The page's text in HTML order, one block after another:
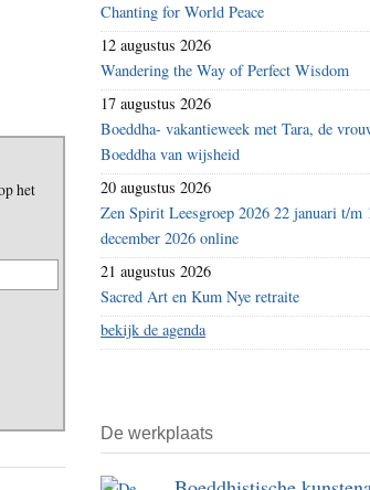
het
Chanting for World Peace
12 augustus 2026
Wandering the Way of Perfect Wisdom
17 augustus 2026
Boeddha- vakantieweek met Tara, de
Boeddha van wijsheid
20 augustus 2026
Zen Spirit Leesgroep 2026 22 januari t/m
december 2026 online
21 augustus 2026
Sacred Art en Kum Nye retraite
bekijk de agenda
De werkplaats